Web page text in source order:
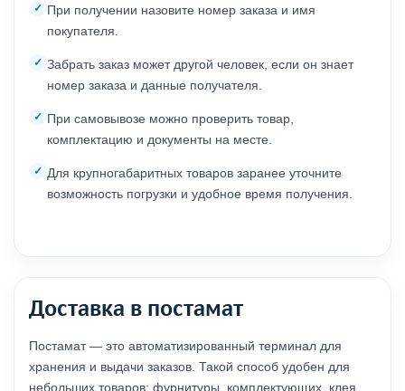
При получении назовите номер заказа и имя
покупателя.
Забрать заказ может другой человек, если он знает
номер заказа и данные получателя.
При самовывозе можно проверить товар,
комплектацию и документы на месте.
Для крупногабаритных товаров заранее уточните
возможность погрузки и удобное время получения.
Доставка в постамат
Постамат — это автоматизированный терминал для
хранения и выдачи заказов. Такой способ удобен для
небольших товаров: фурнитуры, комплектующих, клея,